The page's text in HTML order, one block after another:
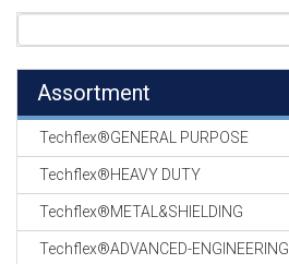
Assortment
Techflex®GENERAL PURPOSE
Techflex®HEAVY DUTY
Techflex®METAL&SHIELDING
Techflex®ADVANCED-ENGINEERING